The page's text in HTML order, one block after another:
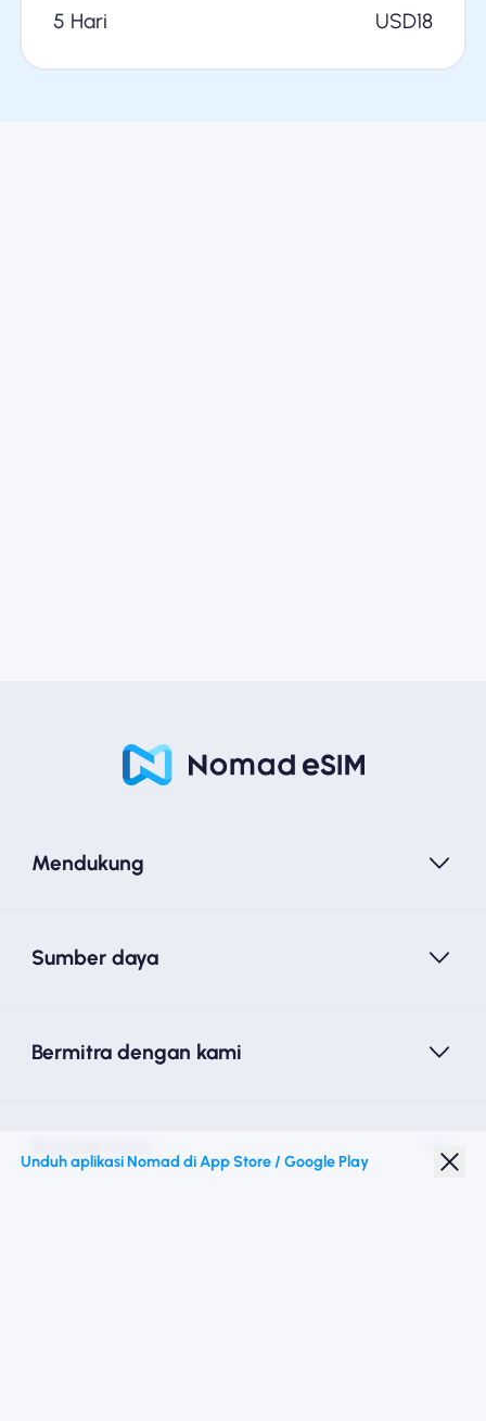
5 Hari
USD18
Mendukung
Sumber daya
Bermitra dengan kami
Unduh aplikasi Nomad di App Store / Google Play